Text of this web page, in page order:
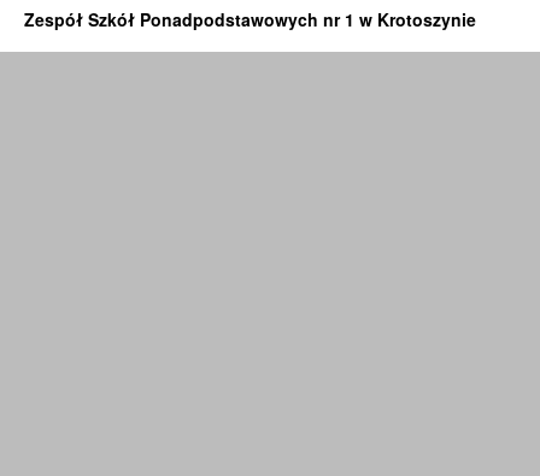
Zespół Szkół Ponadpodstawowych nr 1 w Krotoszynie